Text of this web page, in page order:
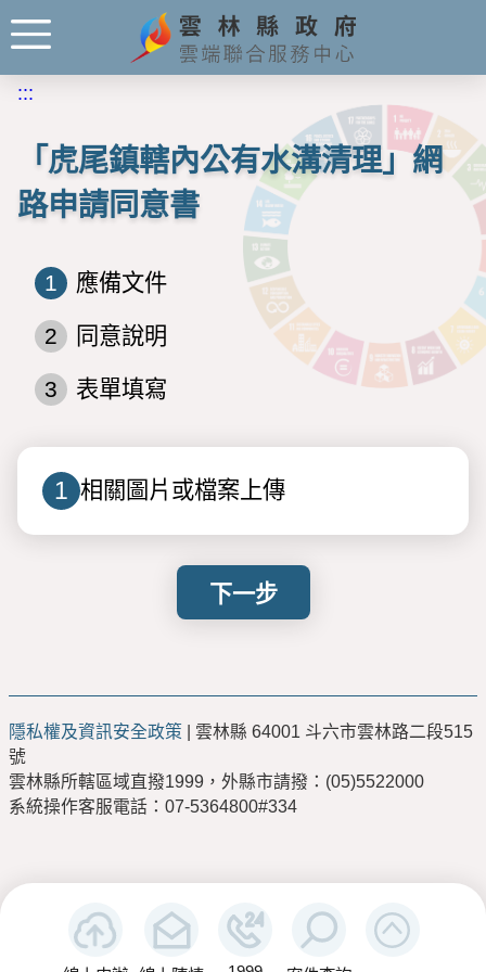
:::
「虎尾鎮轄內公有水溝清理」網
路申請同意書
1 應備文件
2 同意說明
3 表單填寫
1 相關圖片或檔案上傳
下一步
隱私權及資訊安全政策 | 雲林縣 64001 斗六市雲林路二段515
號
雲林縣所轄區域直撥1999，外縣市請撥：(05)5522000
系統操作客服電話：07-5364800#334